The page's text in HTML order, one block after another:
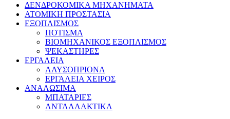
ΔΕΝΔΡΟΚΟΜΙΚΑ ΜΗΧΑΝΗΜΑΤΑ
ΑΤΟΜΙΚΗ ΠΡΟΣΤΑΣΙΑ
ΕΞΟΠΛΙΣΜΟΣ
ΠΟΤΙΣΜΑ
ΒΙΟΜΗΧΑΝΙΚΟΣ ΕΞΟΠΛΙΣΜΟΣ
ΨΕΚΑΣΤΗΡΕΣ
ΕΡΓΑΛΕΙΑ
ΑΛΥΣΟΠΡΙΟΝΑ
ΕΡΓΑΛΕΙΑ ΧΕΙΡΟΣ
ΑΝΑΛΩΣΙΜΑ
ΜΠΑΤΑΡΙΕΣ
ΑΝΤΑΛΛΑΚΤΙΚΑ